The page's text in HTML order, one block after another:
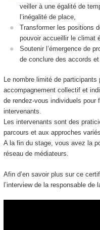
veiller à une égalité de
l’inégalité de place,
Transformer les positions
pouvoir accueillir le climat
Soutenir l’émergence de
de conclure des accords
Le nombre limité de participants
accompagnement collectif et
de rendez-vous individuels
intervenants.
Les intervenants sont des
parcours et aux approches
A la fin du stage, vous avez la
réseau de médiateurs.
Afin d’en savoir plus sur ce
l’interview de la responsable de